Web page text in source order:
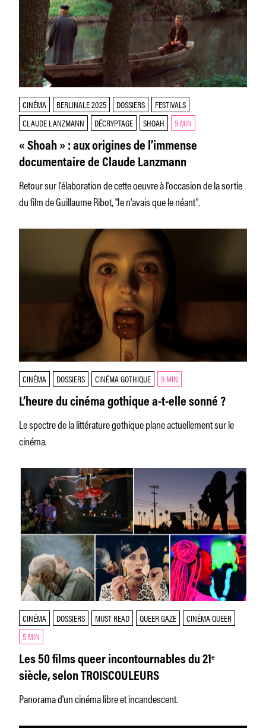
CINÉMA BERLINALE 2025 DOSSIERS
FESTIVALS
CLAUDE LANZMANN
DÉCRYPTAGE SHOAH 9 MIN
« Shoah » : aux origines de l’immense
documentaire de Claude Lanzmann
Retour sur l'élaboration de cette oeuvre à l'occasion de la sortie
du film de Guillaume Ribot, "Je n'avais que le néant".
CINÉMA DOSSIERS CINÉMA GOTHIQUE 9 MIN
L’heure du cinéma gothique a-t-elle sonné ?
Le spectre de la littérature gothique plane actuellement sur le
cinéma.
CINÉMA DOSSIERS MUST READ QUEER GAZE
CINÉMA QUEER
5 MIN
Les 50 films queer incontournables du 21ᵉ
siècle, selon TROISCOULEURS
Panorama d'un cinéma libre et incandescent.